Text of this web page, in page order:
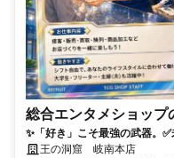
総合エンタメショップ
✨「好き」こそ最強の武器。
可能✅トレカやゲームなど「好
王の洞窟 岐南本店